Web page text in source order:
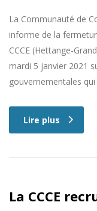
La Communauté de
informe de la
CCCE (Hettange-
mardi 5 janvier 2021
gouvernementales
Lire plus
La CCCE